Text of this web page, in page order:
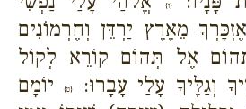
{ז}
מֵאֶרֶץ יַרְדֵּן וְחֶרְמוֹנִים
אֶל תְּהוֹם קוֹרֵא לְקוֹל
וְגַלֶּיךָ עָלַי עָבָרוּ:
{ט}יוֹמָם